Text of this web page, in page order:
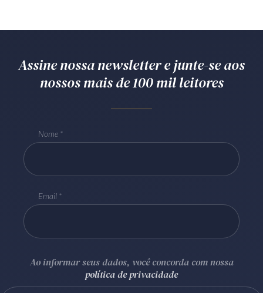
Curitiba/PR CEP
Assine nossa newsletter e junte-se aos
nossos mais de 100 mil leitores
Nome
Email
Ao informar seus dados, você concorda com nossa
política de privacidade